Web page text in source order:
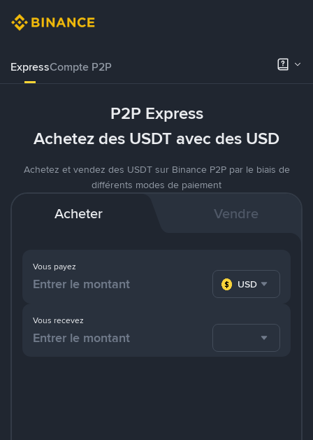
ExpressCompte P2P
P2P Express
Achetez des USDT avec des USD
Achetez et vendez des USDT sur Binance P2P par le biais de
différents modes de paiement
Acheter Vendre
Vous payez
USD
Vous recevez